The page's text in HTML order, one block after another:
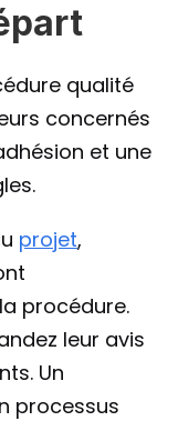
qualité
concernés
et une
projet,
procédure.
leur avis
Un
processus